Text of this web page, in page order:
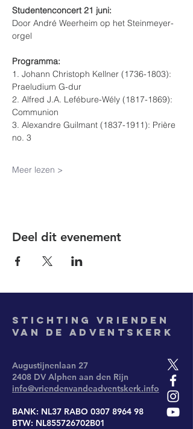
Studentenconcert 21 juni:
Door André Weerheim op het Steinmeyer-
orgel
Programma:
1. Johann Christoph Kellner (1736-1803):
Praeludium G-dur
2. Alfred J.A. Lefébure-Wély (1817-1869):
Communion
3. Alexandre Guilmant (1837-1911): Prière
no. 3
Meer lezen >
Deel dit evenement
Stichting Vrienden
van de Adventskerk
Augustijnenlaan 27
2408 DV Alphen aan den Rijn
info@vriendenvandeadventskerk.info
BANK: NL37 RABO 0307 8964 98
BTW: NL855726702B01